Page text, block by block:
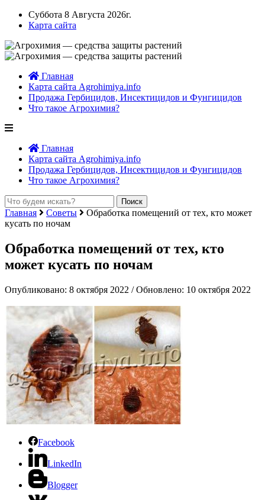
Суббота 8 Августа 2026г.
Карта сайта
Главная
Карта сайта Agrohimiya.info
Продажа Гербицидов, Инсектицидов и Фунгицидов
Что такое Агрохимия?
Главная
Карта сайта Agrohimiya.info
Продажа Гербицидов, Инсектицидов и Фунгицидов
Что такое Агрохимия?
Главная Советы
Обработка помещений от тех, кто может
кусать по ночам
Обработка помещений от тех, кто
может кусать по ночам
Опубликовано: 8 октября 2022 / Обновлено: 10 октября 2022
Facebook
LinkedIn
Blogger